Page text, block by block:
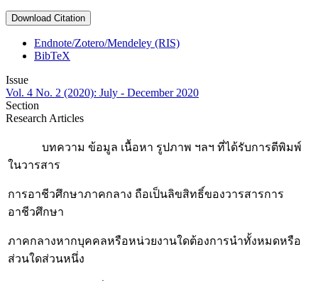
Download Citation
Endnote/Zotero/Mendeley (RIS)
BibTeX
Issue
Vol. 4 No. 2 (2020): July - December 2020
Section
Research Articles
บทความ ข้อมูล เนื้อหา รูปภาพ ฯลฯ ที่ได้รับการตีพิมพ์
ในวารสาร
การอาชีวศึกษาภาคกลาง ถือเป็นลิขสิทธิ์ของวารสารการ
อาชีวศึกษา
ภาคกลางหากบุคคลหรือหน่วยงานใดต้องการนำทั้งหมดหรือ
ส่วนใดส่วนหนึ่ง